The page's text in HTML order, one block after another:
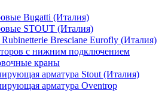
Bugatti (Италия)
STOUT (Италия)
Bresciane Eurofly (Италия)
с нижним подключением
краны
арматура Stout (Италия)
арматура Oventrop